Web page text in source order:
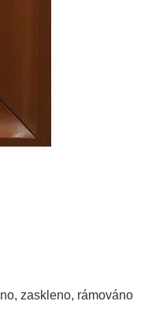
zaskleno, rámováno